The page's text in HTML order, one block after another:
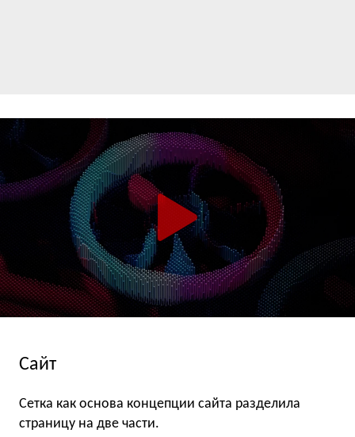
Сайт
Сетка как основа концепции сайта разделила
страницу на две части.